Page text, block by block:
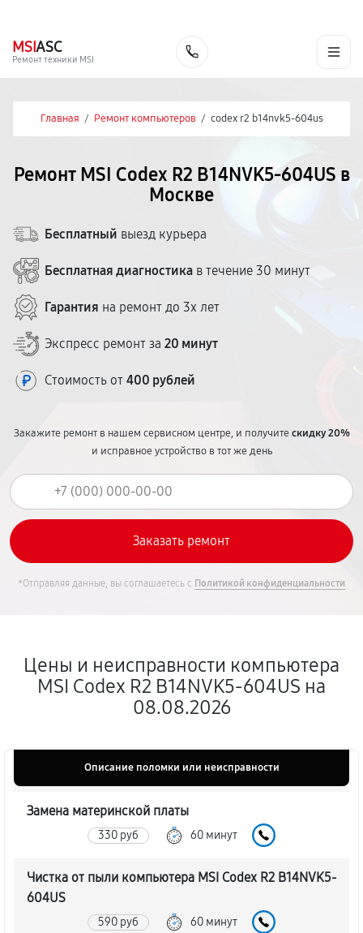
MSIASC
Ремонт техники MSI
Главная / Ремонт компьютеров / codex r2 b14nvk5-604us
Ремонт MSI Codex R2 B14NVK5-604US в
Москве
Бесплатный выезд курьера
Бесплатная диагностика в течение 30 минут
Гарантия на ремонт до 3х лет
Экспресс ремонт за 20 минут
Стоимость от 400 рублей
Закажите ремонт в нашем сервисном центре, и получитескидку 20%
и исправное устройство в тот же день
*Отправляя данные, вы соглашаетесь с Политикой конфиденциальности
Цены и неисправности компьютера
MSI Codex R2 B14NVK5-604US на
08.08.2026
Описание поломки или неисправности
Замена материнской платы
330 руб 60 минут
Чистка от пыли компьютера MSI Codex R2 B14NVK5-
604US
590 руб 60 минут